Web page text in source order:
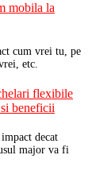
mobila la
cum vrei tu, pe
etc.
flexibile
beneficii
decat
major va fi